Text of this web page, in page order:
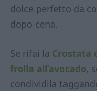
dolce perfetto da
dopo cena.
Se rifai la Crostata
frolla all’avocado,
condividila